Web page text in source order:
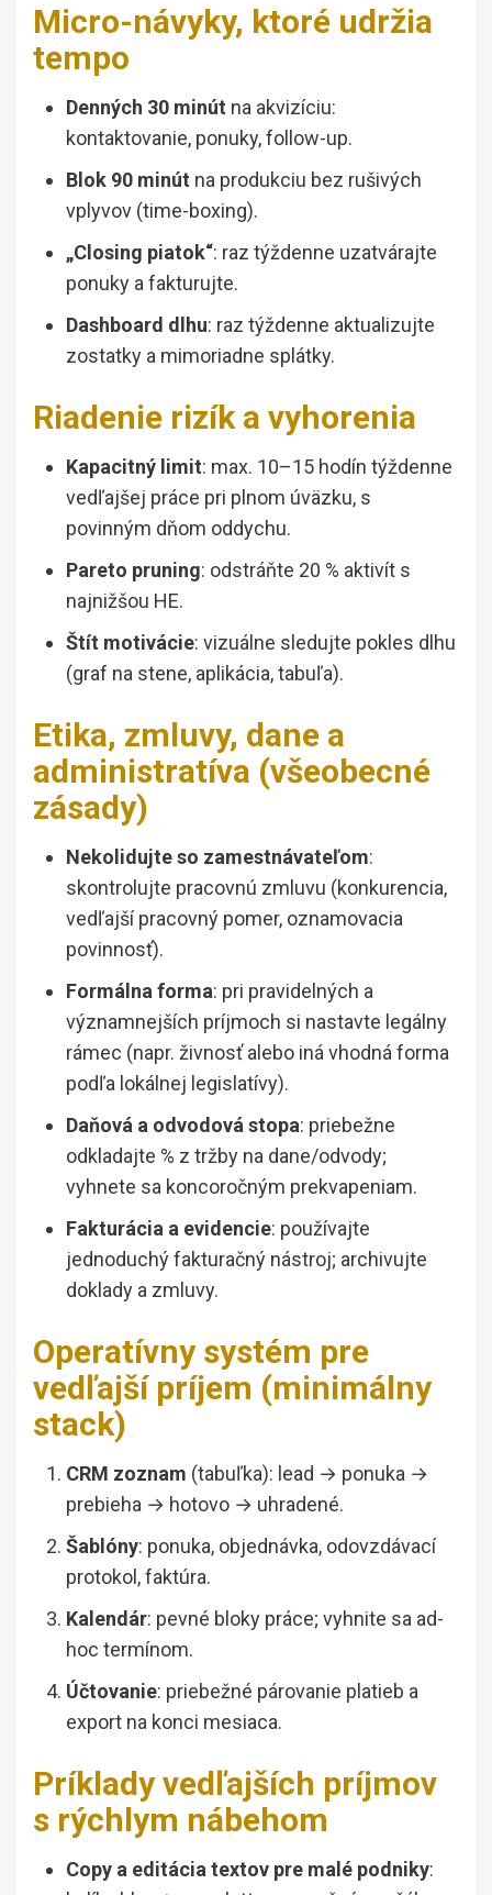
Micro-návyky, ktoré udržia
tempo
Denných 30 minút na akvizíciu:
kontaktovanie, ponuky, follow-up.
Blok 90 minút na produkciu bez rušivých
vplyvov (time-boxing).
„Closing piatok“: raz týždenne uzatvárajte
ponuky a fakturujte.
Dashboard dlhu: raz týždenne aktualizujte
zostatky a mimoriadne splátky.
Riadenie rizík a vyhorenia
Kapacitný limit: max. 10–15 hodín týždenne
vedľajšej práce pri plnom úväzku, s
povinným dňom oddychu.
Pareto pruning: odstráňte 20 % aktivít s
najnižšou HE.
Štít motivácie: vizuálne sledujte pokles dlhu
(graf na stene, aplikácia, tabuľa).
Etika, zmluvy, dane a
administratíva (všeobecné
zásady)
Nekolidujte so zamestnávateľom:
skontrolujte pracovnú zmluvu (konkurencia,
vedľajší pracovný pomer, oznamovacia
povinnosť).
Formálna forma: pri pravidelných a
významnejších príjmoch si nastavte legálny
rámec (napr. živnosť alebo iná vhodná forma
podľa lokálnej legislatívy).
Daňová a odvodová stopa: priebežne
odkladajte % z tržby na dane/odvody;
vyhnete sa koncoročným prekvapeniam.
Fakturácia a evidencie: používajte
jednoduchý fakturačný nástroj; archivujte
doklady a zmluvy.
Operatívny systém pre
vedľajší príjem (minimálny
stack)
CRM zoznam (tabuľka): lead → ponuka →
prebieha → hotovo → uhradené.
Šablóny: ponuka, objednávka, odovzdávací
protokol, faktúra.
Kalendár: pevné bloky práce; vyhnite sa ad-
hoc termínom.
Účtovanie: priebežné párovanie platieb a
export na konci mesiaca.
Príklady vedľajších príjmov
s rýchlym nábehom
Copy a editácia textov pre malé podniky: